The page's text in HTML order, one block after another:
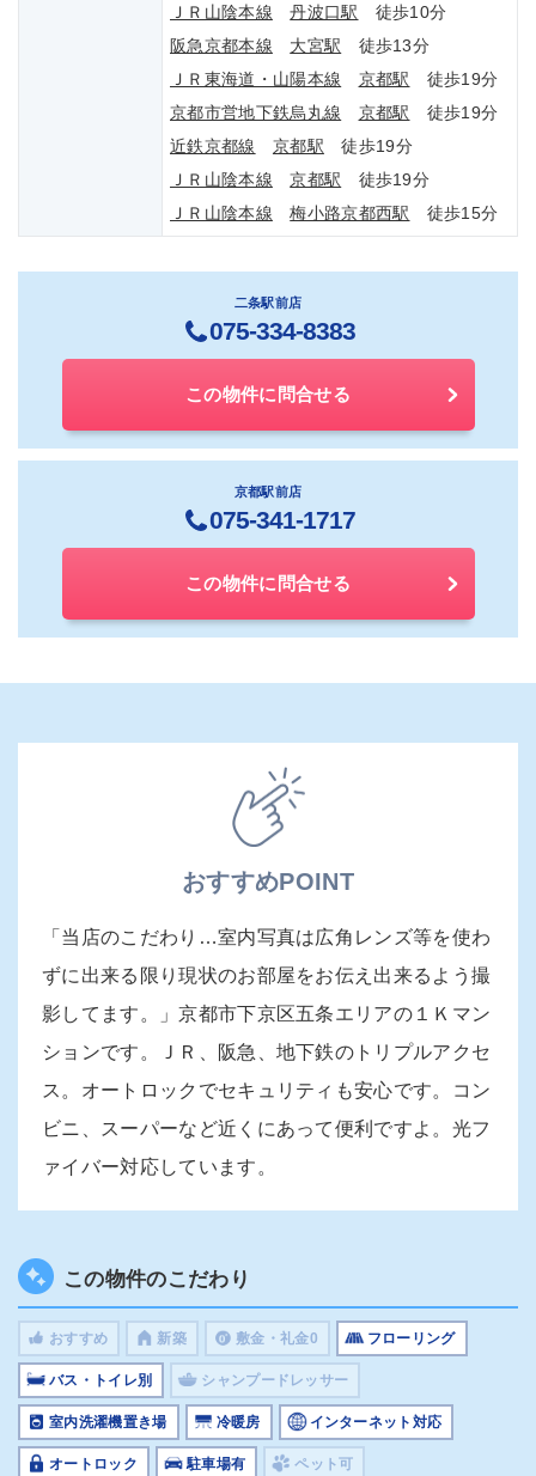
ＪＲ山陰本線
丹波口駅 徒歩10分
阪急京都本線
大宮駅 徒歩13分
ＪＲ東海道・山陽本線
京都駅 徒歩19分
京都市営地下鉄烏丸線
京都駅 徒歩19分
近鉄京都線
京都駅 徒歩19分
ＪＲ山陰本線
京都駅 徒歩19分
ＪＲ山陰本線
梅小路京都西駅 徒歩15分
二条駅前店
075-334-8383
この物件に問合せる
京都駅前店
075-341-1717
この物件に問合せる
おすすめPOINT
「当店のこだわり…室内写真は広角レンズ等を使わ
ずに出来る限り現状のお部屋をお伝え出来るよう撮
影してます。」京都市下京区五条エリアの１Ｋマン
ションです。ＪＲ、阪急、地下鉄のトリプルアクセ
ス。オートロックでセキュリティも安心です。コン
ビニ、スーパーなど近くにあって便利ですよ。光フ
ァイバー対応しています。
この物件のこだわり
おすすめ 新築 敷金・礼金0 フローリング
バス・トイレ別 シャンプードレッサー
室内洗濯機置き場 冷暖房 インターネット対応
オートロック 駐車場有 ペット可